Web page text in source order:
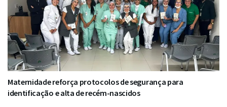
Maternidade reforça protocolos de segurança para
identificação e alta de recém-nascidos